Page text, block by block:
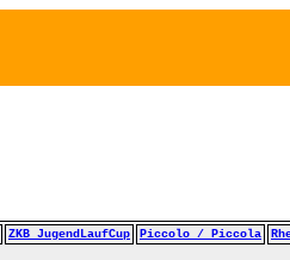
ZKB JugendLaufCup Piccolo / Piccola